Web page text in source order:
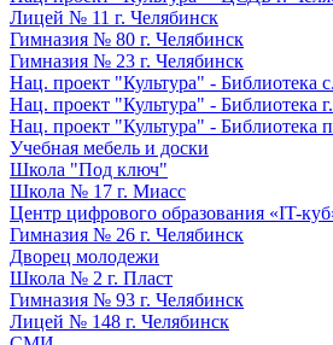
Лицей № 11 г. Челябинск
Гимназия № 80 г. Челябинск
Гимназия № 23 г. Челябинск
Нац. проект "Культура" - Библиотека
Нац. проект "Культура" - Библиотека
Нац. проект "Культура" - Библиотека
Учебная мебель и доски
Школа "Под ключ"
Школа № 17 г. Миасс
Центр цифрового образования «IT-
Гимназия № 26 г. Челябинск
Дворец молодежи
Школа № 2 г. Пласт
Гимназия № 93 г. Челябинск
Лицей № 148 г. Челябинск